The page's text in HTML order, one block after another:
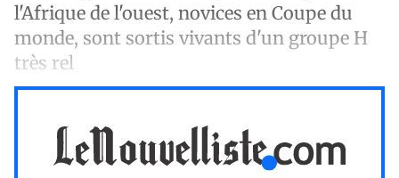
l'Afrique de l'ouest, novices en Coupe du
monde, sont sortis vivants d'un groupe H
très rel